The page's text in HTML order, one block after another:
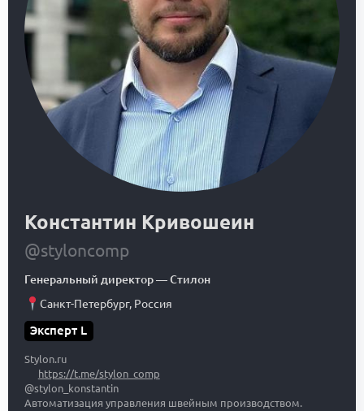
Константин Кривошеин
@styloncomp
Генеральный директор—Стилон
Санкт-Петербург, Россия
Эксперт L
Stylon.ru
https://t.me/stylon_comp
@stylon_konstantin
Автоматизация управления швейным производством.